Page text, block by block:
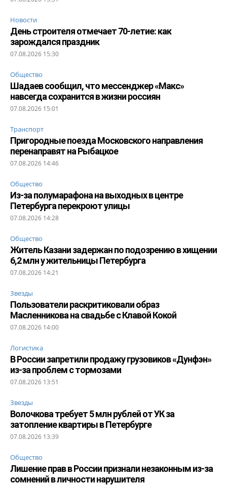
Новости
День строителя отмечает 70-летие: как
зарождался праздник
07.08.2026 15:30
Общество
Шадаев сообщил, что мессенджер «Макс»
навсегда сохранится в жизни россиян
07.08.2026 15:01
Транспорт
Пригородные поезда Московского направления
перенаправят на Рыбацкое
07.08.2026 14:46
Общество
Из-за полумарафона на выходных в центре
Петербурга перекроют улицы
07.08.2026 14:28
Общество
Житель Казани задержан по подозрению в хищении
6,2 млн у жительницы Петербурга
07.08.2026 14:21
Звезды
Пользователи раскритиковали образ
Масленникова на свадьбе с Клавой Кокой
07.08.2026 14:00
Логистика
В России запретили продажу грузовиков «Дунфэн»
из-за проблем с тормозами
07.08.2026 13:51
Звезды
Волочкова требует 5 млн рублей от УК за
затопление квартиры в Петербурге
07.08.2026 13:39
Общество
Лишение прав в России признали незаконным из-за
сомнений в личности нарушителя